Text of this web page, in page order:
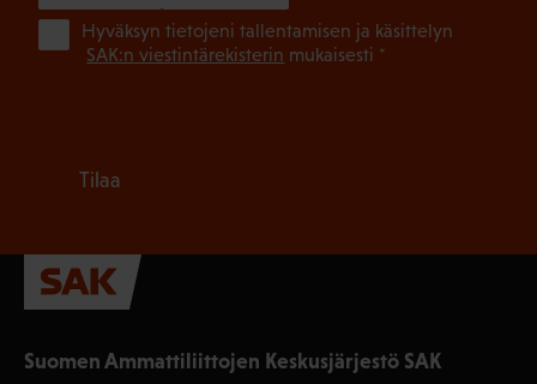
Suomen Ammattiliittojen Keskusjärjestö SAK
Hyväksyn tietojeni tallentamisen ja käsittelyn
SAK:n viestintärekisterin mukaisesti *
Tilaa